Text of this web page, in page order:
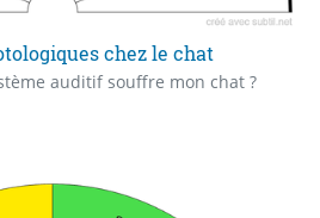
chez le chat
auditif souffre mon chat ?